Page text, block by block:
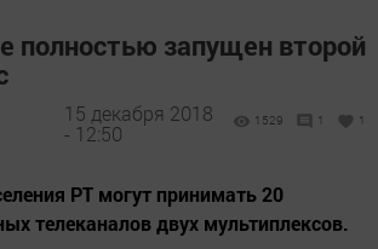
полностью запущен второй
15 декабря 2018
- 12:50
1529 1 1
РТ могут принимать 20
телеканалов двух мультиплексов.